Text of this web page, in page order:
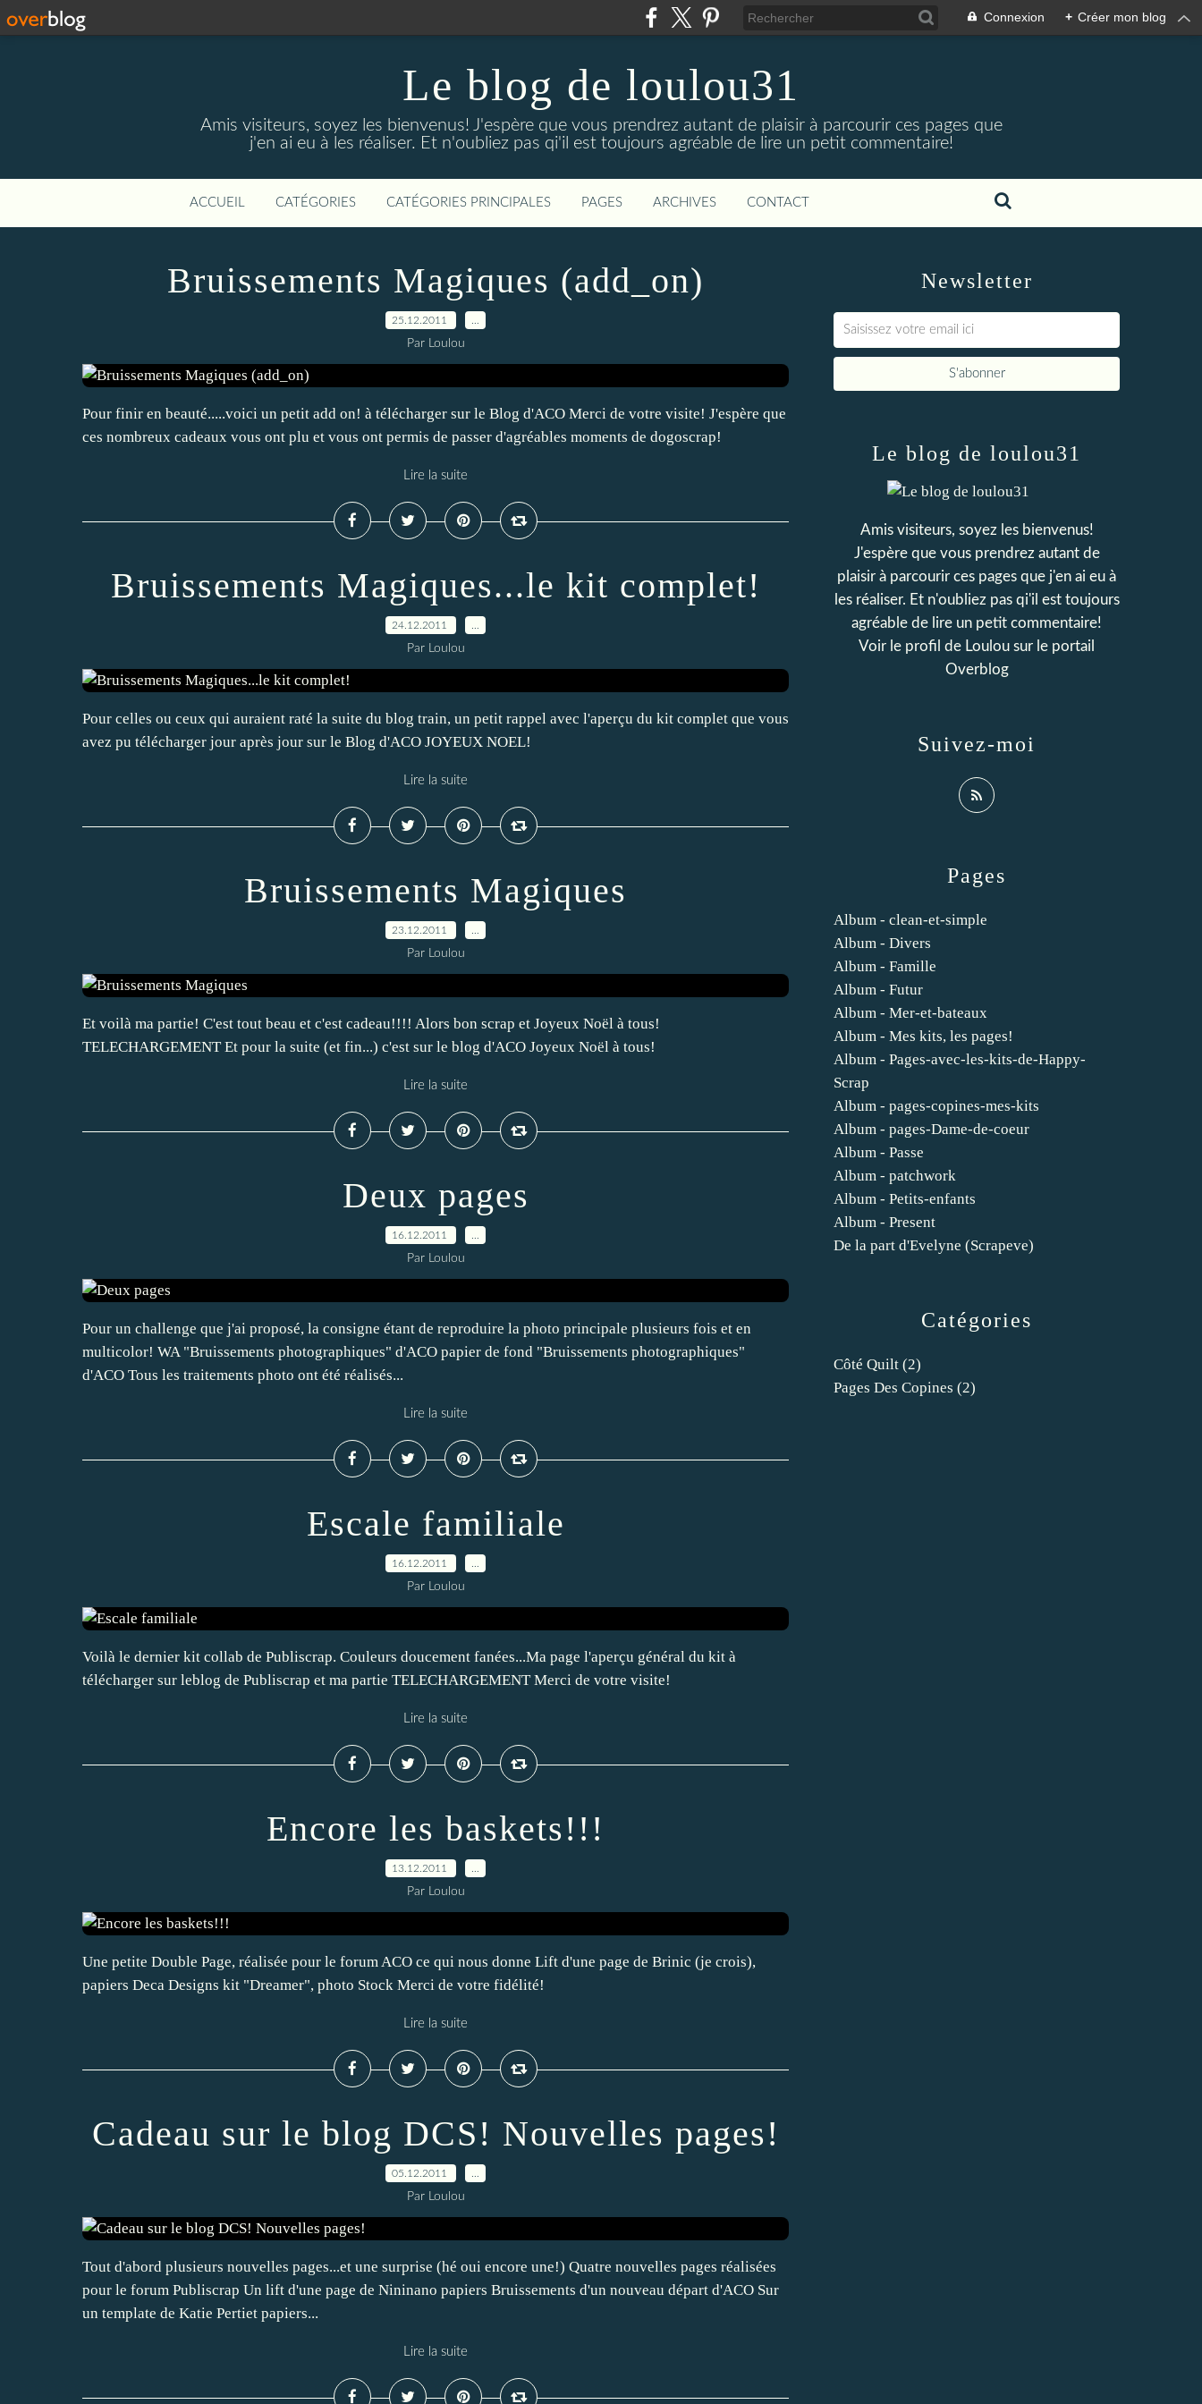
Connexion + Créer mon blog
Le blog de loulou31
Amis visiteurs, soyez les bienvenus! J'espère que vous prendrez autant de plaisir à parcourir ces pages que
j'en ai eu à les réaliser. Et n'oubliez pas qi'il est toujours agréable de lire un petit commentaire!
ACCUEIL CATÉGORIES CATÉGORIES PRINCIPALES PAGES ARCHIVES CONTACT
Bruissements Magiques (add_on)
25.12.2011
Par Loulou
Pour finir en beauté.....voici un petit add on! à télécharger sur le Blog d'ACO Merci de votre visite! J'espère que
ces nombreux cadeaux vous ont plu et vous ont permis de passer d'agréables moments de dogoscrap!
Lire la suite
Bruissements Magiques...le kit complet!
24.12.2011
Par Loulou
Pour celles ou ceux qui auraient raté la suite du blog train, un petit rappel avec l'aperçu du kit complet que vous
avez pu télécharger jour après jour sur le Blog d'ACO JOYEUX NOEL!
Lire la suite
Bruissements Magiques
23.12.2011
Par Loulou
Et voilà ma partie! C'est tout beau et c'est cadeau!!!! Alors bon scrap et Joyeux Noël à tous!
TELECHARGEMENT Et pour la suite (et fin...) c'est sur le blog d'ACO Joyeux Noël à tous!
Lire la suite
Deux pages
16.12.2011
Par Loulou
Pour un challenge que j'ai proposé, la consigne étant de reproduire la photo principale plusieurs fois et en
multicolor! WA "Bruissements photographiques" d'ACO papier de fond "Bruissements photographiques"
d'ACO Tous les traitements photo ont été réalisés...
Lire la suite
Escale familiale
16.12.2011
Par Loulou
Voilà le dernier kit collab de Publiscrap. Couleurs doucement fanées...Ma page l'aperçu général du kit à
télécharger sur leblog de Publiscrap et ma partie TELECHARGEMENT Merci de votre visite!
Lire la suite
Encore les baskets!!!
13.12.2011
Par Loulou
Une petite Double Page, réalisée pour le forum ACO ce qui nous donne Lift d'une page de Brinic (je crois),
papiers Deca Designs kit "Dreamer", photo Stock Merci de votre fidélité!
Lire la suite
Cadeau sur le blog DCS! Nouvelles pages!
05.12.2011
Par Loulou
Tout d'abord plusieurs nouvelles pages...et une surprise (hé oui encore une!) Quatre nouvelles pages réalisées
pour le forum Publiscrap Un lift d'une page de Nininano papiers Bruissements d'un nouveau départ d'ACO Sur
un template de Katie Pertiet papiers...
Lire la suite
Newsletter
Catégories
Côté Quilt (2)
Pages Des Copines (2)
Pages
Album - clean-et-simple
Album - Divers
Album - Famille
Album - Futur
Album - Mer-et-bateaux
Album - Mes kits, les pages!
Album - Pages-avec-les-kits-de-Happy-
Scrap
Album - pages-copines-mes-kits
Album - pages-Dame-de-coeur
Album - Passe
Album - patchwork
Album - Petits-enfants
Album - Present
De la part d'Evelyne (Scrapeve)
Le blog de loulou31
Amis visiteurs, soyez les bienvenus!
J'espère que vous prendrez autant de
plaisir à parcourir ces pages que j'en ai eu à
les réaliser. Et n'oubliez pas qi'il est toujours
agréable de lire un petit commentaire!
Voir le profil de Loulou sur le portail
Overblog
Suivez-moi